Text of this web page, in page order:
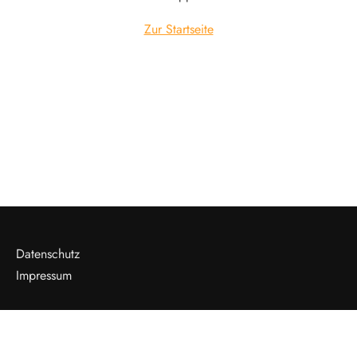
Zur Startseite
Datenschutz
Impressum